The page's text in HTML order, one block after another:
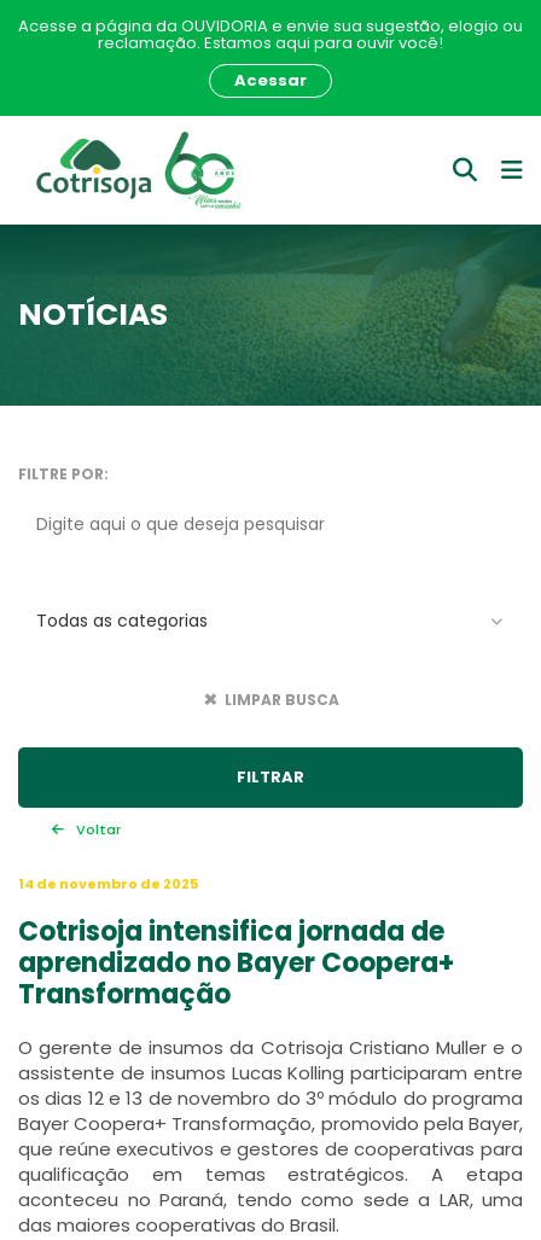
Acesse a página da OUVIDORIA e envie sua sugestão, elogio ou
reclamação. Estamos aqui para ouvir você!
Acessar
NOTÍCIAS
Voltar
14 de novembro de 2025
Cotrisoja intensifica jornada de
aprendizado no Bayer Coopera+
Transformação
O gerente de insumos da Cotrisoja Cristiano Muller e o
assistente de insumos Lucas Kolling participaram entre
os dias 12 e 13 de novembro do 3º módulo do programa
Bayer Coopera+ Transformação, promovido pela Bayer,
que reúne executivos e gestores de cooperativas para
qualificação em temas estratégicos. A etapa
aconteceu no Paraná, tendo como sede a LAR, uma
das maiores cooperativas do Brasil.
FILTRE POR:
LIMPAR BUSCA